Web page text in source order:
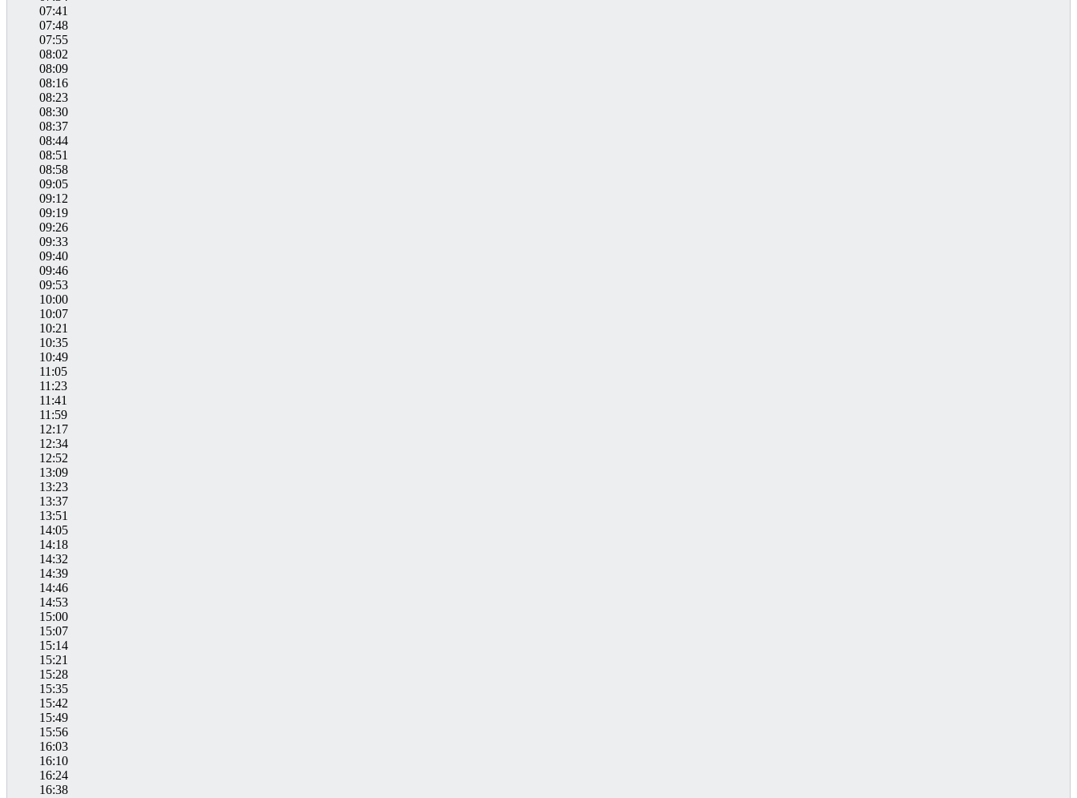
07:41
07:48
07:55
08:02
08:09
08:16
08:23
08:30
08:37
08:44
08:51
08:58
09:05
09:12
09:19
09:26
09:33
09:40
09:46
09:53
10:00
10:07
10:21
10:35
10:49
11:05
11:23
11:41
11:59
12:17
12:34
12:52
13:09
13:23
13:37
13:51
14:05
14:18
14:32
14:39
14:46
14:53
15:00
15:07
15:14
15:21
15:28
15:35
15:42
15:49
15:56
16:03
16:10
16:24
16:38